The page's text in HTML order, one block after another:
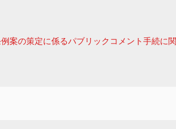
案の策定に係るパブリックコメント手続に